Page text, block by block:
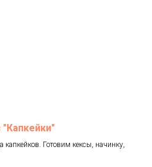
"Капкейки"
капкейков. Готовим кексы, начинку,